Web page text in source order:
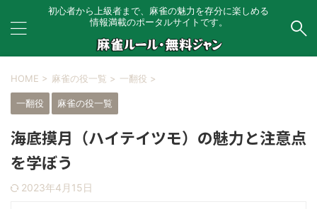
初心者から上級者まで、麻雀の魅力を存分に楽しめる
情報満載のポータルサイトです。
HOME > 麻雀の役一覧 > 一翻役 >
一翻役 麻雀の役一覧
海底摸月（ハイテイツモ）の魅力と注意点
を学ぼう
2023年4月15日